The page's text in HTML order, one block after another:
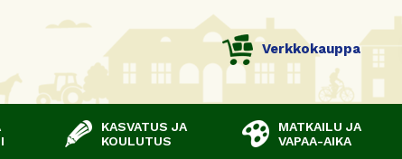
Verkkokauppa
KASVATUS JA
KOULUTUS
MATKAILU JA
VAPAA-AIKA